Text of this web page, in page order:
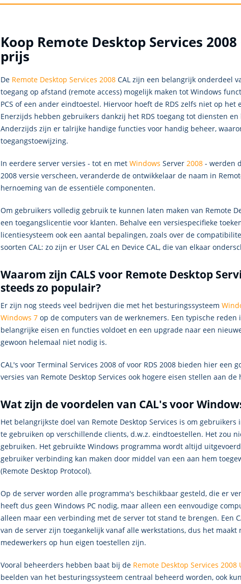
Koop Remote Desktop Services
prijs
De Remote Desktop Services 2008 CAL zijn een belangrijk onderdeel
toegang op afstand (remote access) mogelijk maken tot Windows
PCS of een ander eindtoestel. Hiervoor hoeft de RDS zelfs niet op
Enerzijds hebben gebruikers dankzij het RDS toegang tot diensten
Anderzijds zijn er talrijke handige functies voor handig beheer,
toegangstoewijzing.
In eerdere server versies - tot en met Windows Server 2008 - werden
2008 versie verscheen, veranderde de ontwikkelaar de naam in
hernoeming van de essentiële componenten.
Om gebruikers volledig gebruik te kunnen laten maken van Remote
een toegangslicentie voor klanten. Behalve een versiespecifieke
licentiesysteem ook een aantal bepalingen, zoals over de
soorten CAL: zo zijn er User CAL en Device CAL, die van elkaar
Waarom zijn CALS voor Remote Desktop
steeds zo populair?
Er zijn nog steeds veel bedrijven die met het besturingssysteem
Windows 7 op de computers van de werknemers. Een typische
belangrijke eisen en functies voldoet en een upgrade naar een
gewoon helemaal niet nodig is.
CAL's voor Terminal Services 2008 of voor RDS 2008 bieden hier
versies van Remote Desktop Services ook hogere eisen stellen aan de
Wat zijn de voordelen van CAL's voor
Het belangrijkste doel van Remote Desktop Services is om
te gebruiken op verschillende clients, d.w.z. eindtoestellen. Het zou
gebruiken. Het gebruikte Windows programma wordt altijd
gebruiker verbinding kan maken door middel van een aan hem
(Remote Desktop Protocol).
Op de server worden alle programma's beschikbaar gesteld, die er
heeft dus geen Windows PC nodig, maar alleen een eenvoudige
alleen maar een verbinding met de server tot stand te brengen. Een
van de server zijn toegankelijk vanaf alle werkstations, dus het
medewerkers op hun eigen toestellen zijn.
Vooral beheerders hebben baat bij de Remote Desktop Services 2008
beelden van het besturingssysteem centraal beheerd worden, ook